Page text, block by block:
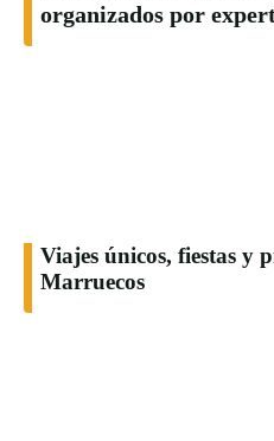
organizados por
Viajes únicos, fiestas y
Marruecos